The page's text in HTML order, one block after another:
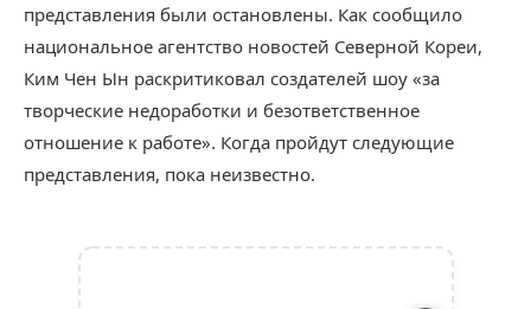
представления были остановлены. Как сообщило
национальное агентство новостей Северной Кореи,
Ким Чен Ын раскритиковал создателей шоу «за
творческие недоработки и безответственное
отношение к работе». Когда пройдут следующие
представления, пока неизвестно.